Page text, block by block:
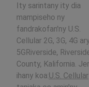
Ity sarintany ity dia
mampiseho ny
fandrakofan'ny U.S.
Cellular 2G, 3G, 4G
5GRiverside,
County, Kalifornia.
ihany koa:U.S. Cellular